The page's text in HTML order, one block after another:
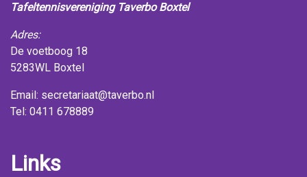
Tafeltennisvereniging Taverbo Boxtel
Adres:
De voetboog 18
5283WL Boxtel
Email: secretariaat@taverbo.nl
Tel: 0411 678889
Links